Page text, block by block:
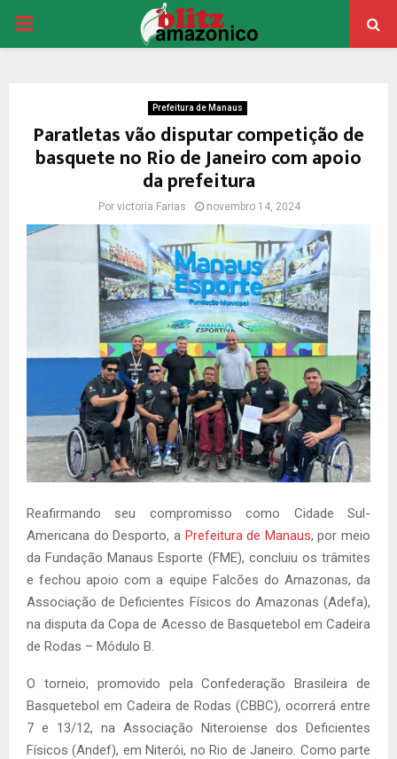
PRIMARY
Prefeitura de Manaus
Paratletas vão disputar competição de
basquete no Rio de Janeiro com apoio
da prefeitura
Por victoria Farias novembro 14, 2024
Reafirmando seu compromisso como Cidade Sul-
Americana do Desporto, a Prefeitura de Manaus, por meio
da Fundação Manaus Esporte (FME), concluiu os trâmites
e fechou apoio com a equipe Falcões do Amazonas, da
Associação de Deficientes Físicos do Amazonas (Adefa),
na disputa da Copa de Acesso de Basquetebol em Cadeira
de Rodas – Módulo B.
O torneio, promovido pela Confederação Brasileira de
Basquetebol em Cadeira de Rodas (CBBC), ocorrerá entre
7 e 13/12, na Associação Niteroiense dos Deficientes
Físicos (Andef), em Niterói, no Rio de Janeiro. Como parte